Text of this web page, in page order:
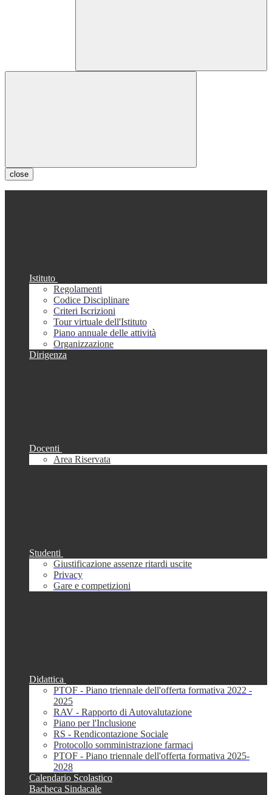
close
Istituto
Regolamenti
Codice Disciplinare
Criteri Iscrizioni
Tour virtuale dell'Istituto
Piano annuale delle attività
Organizzazione
Dirigenza
Docenti
Area Riservata
Studenti
Giustificazione assenze ritardi uscite
Privacy
Gare e competizioni
Didattica
PTOF - Piano triennale dell'offerta formativa 2022 -
2025
RAV - Rapporto di Autovalutazione
Piano per l'Inclusione
RS - Rendicontazione Sociale
Protocollo somministrazione farmaci
PTOF - Piano triennale dell'offerta formativa 2025-
2028
Calendario Scolastico
Bacheca Sindacale